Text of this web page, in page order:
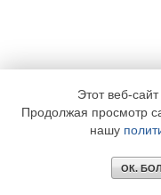
Этот веб-
Продолжая просмотр
нашу
ОК.